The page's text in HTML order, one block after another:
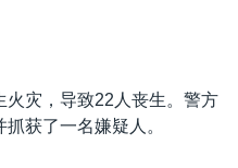
灾，导致22人丧生。警方
获了一名嫌疑人。